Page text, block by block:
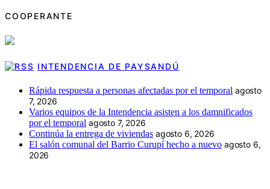
COOPERANTE
INTENDENCIA DE PAYSANDÚ
Rápida respuesta a personas afectadas por el temporal agosto
7, 2026
Varios equipos de la Intendencia asisten a los damnificados
por el temporal agosto 7, 2026
Continúa la entrega de viviendas agosto 6, 2026
El salón comunal del Barrio Curupí hecho a nuevo agosto 6,
2026